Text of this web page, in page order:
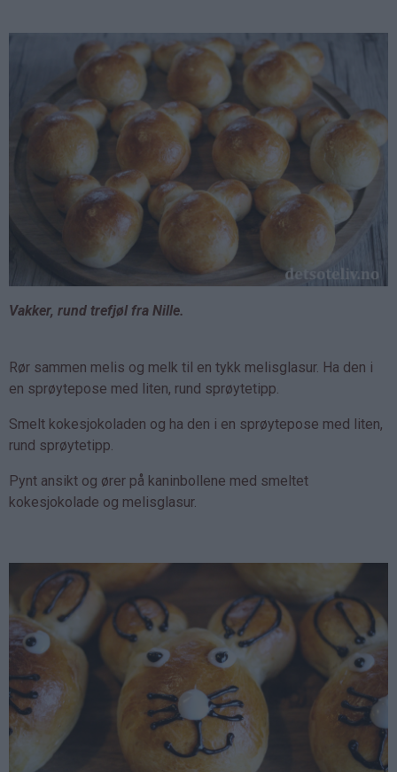
Vakker, rund trefjøl fra Nille.
Rør sammen melis og melk til en tykk melisglasur. Ha den i
en sprøytepose med liten, rund sprøytetipp.
Smelt kokesjokoladen og ha den i en sprøytepose med liten,
rund sprøytetipp.
Pynt ansikt og ører på kaninbollene med smeltet
kokesjokolade og melisglasur.